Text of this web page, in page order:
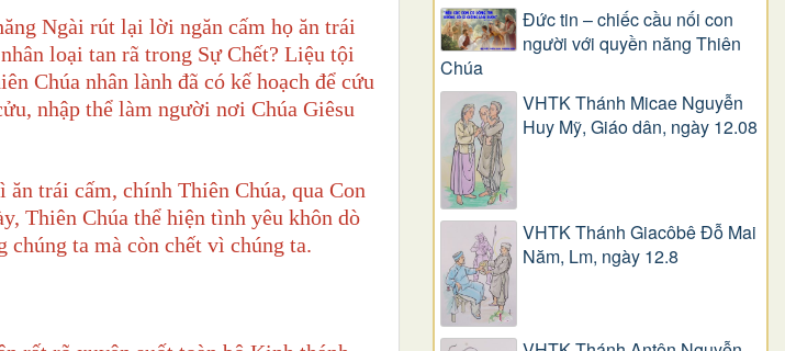
Ngài rút lại lời ngăn cấm họ ăn trái
loại tan rã trong Sự Chết? Liệu tội
Chúa nhân lành đã có kế hoạch để cứu
nhập thể làm người nơi Chúa Giêsu
trái cấm, chính Thiên Chúa, qua Con
Thiên Chúa thể hiện tình yêu khôn dò
ta mà còn chết vì chúng ta.
Đức tin – chiếc cầu nối con
người với quyền năng Thiên
Chúa
VHTK Thánh Micae Nguyễn
Huy Mỹ, Giáo dân, ngày 12.08
VHTK Thánh Giacôbê Ðỗ Mai
Năm, Lm, ngày 12.8